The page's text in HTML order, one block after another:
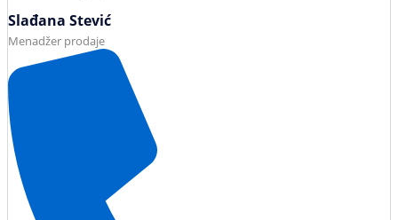
Slađana Stević
Menadžer prodaje